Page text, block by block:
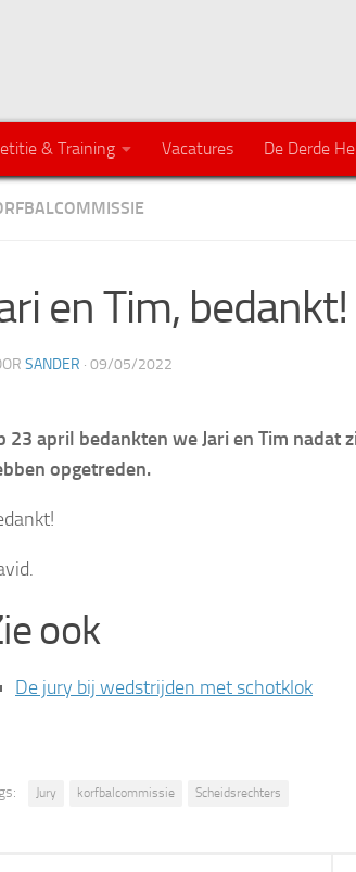
& Training Vacatures De Derde
en Tim, bedankt!
SANDER · 09/05/2022
23 april bedankten we Jari en Tim
opgetreden.
ook
De jury bij wedstrijden met schotklok
Jury korfbalcommissie Scheidsrechters